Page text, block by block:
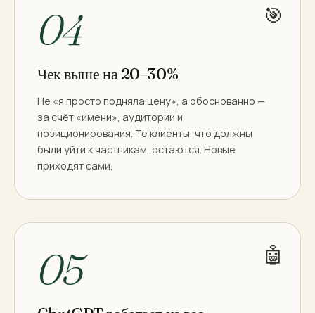
🎯
04
Чек выше на 20–30%
Не «я просто подняла цену», а обоснованно —
за счёт «имени», аудитории и
позиционирования. Те клиенты, что должны
были уйти к частникам, остаются. Новые
приходят сами.
🤖
05